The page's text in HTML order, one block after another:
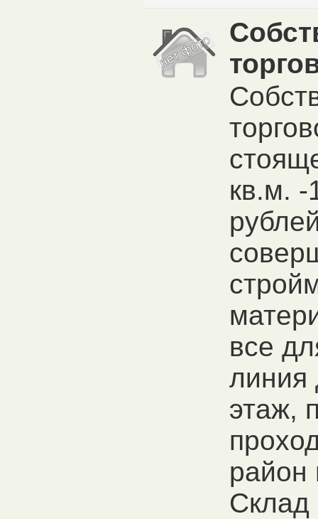
кв.м. -
все
линия
этаж,
район
Склад